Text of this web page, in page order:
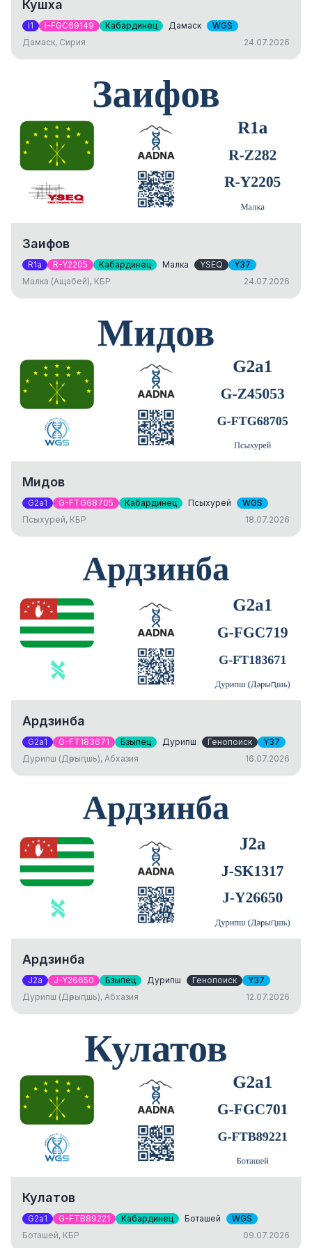
Кушха
I1 I-FGC69149 Кабардинец Дамаск
WGS
Дамаск, Сирия
24.07.2026
Заифов
R1a R-Y2205 Кабардинец Малка YSEQ
Y37
Малка (Ащабей), КБР
24.07.2026
Мидов
G2a1 G-FTG68705 Кабардинец Псыхурей
WGS
Псыхурей, КБР
18.07.2026
Ардзинба
G2a1 G-FT183671 Бзыпец Дурипш Генопоиск
Y37
Дурипш (Дәрыԥшь), Абхазия
16.07.2026
Ардзинба
J2a J-Y26650 Бзыпец Дурипш Генопоиск
Y37
Дурипш (Дәрыԥшь), Абхазия
12.07.2026
Кулатов
G2a1 G-FTB89221 Кабардинец Боташей
WGS
Боташей, КБР
09.07.2026